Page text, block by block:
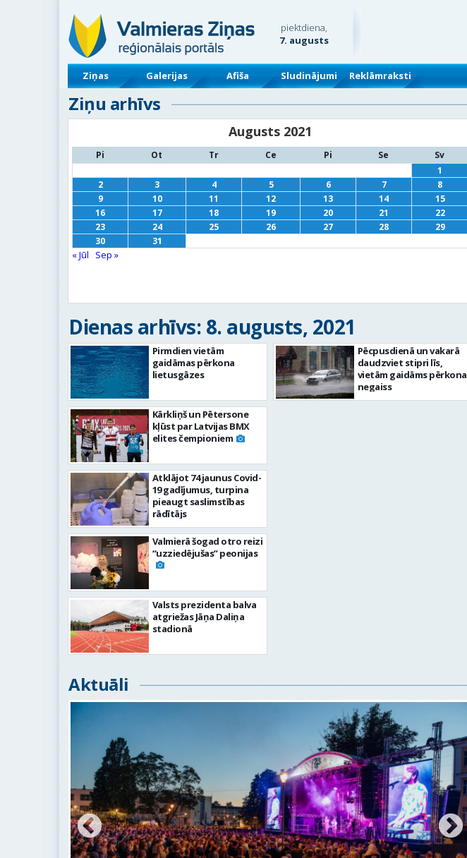
piektdiena,
7. augusts
Ziņas Galerijas Afiša Sludinājumi Reklāmraksti
Ziņu arhīvs
Augusts 2021
Pi Ot Tr Ce Pi Se
Sv
1
2
3 4 5 6 7
8
9
10 11 12 13 14
15
16
17 18 19 20 21
22
23
24 25 26 27 28
29
30
31
« Jūl Sep »
Dienas arhīvs: 8. augusts, 2021
Pirmdien vietām
gaidāmas pērkona
lietusgāzes
Kārkliņš un Pētersone
kļūst par Latvijas BMX
elites čempioniem
Atklājot 74 jaunus Covid-
19 gadījumus, turpina
pieaugt saslimstības
rādītājs
Valmierā šogad otro reizi
“uzziedējušas” peonijas
Valsts prezidenta balva
atgriežas Jāņa Daliņa
stadionā
Pēcpusdienā un vakarā
daudzviet stipri līs,
vietām gaidāms pērkona
negaiss
Aktuāli